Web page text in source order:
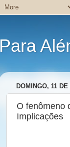
Para
DOMINGO, 11
O fenômeno
Implicações